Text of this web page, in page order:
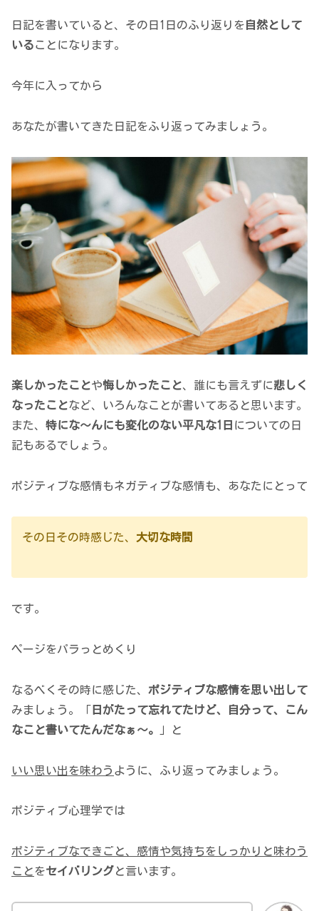
日記を書いていると、その日1日のふり返りを 自然として
いることになります。
今年に入ってから
あなたが書いてきた日記をふり返ってみましょう。
楽しかったことや悔しかったこと、誰にも言えずに悲しく
なったことなど、いろんなことが書いてあると思います。
また、 特にな～んにも変化のない平凡な1日 についての日
記もあるでしょう。
ポジティブな感情もネガティブな感情も、あなたにとって
その日その時感じた、 大切な時間
です。
ページをパラっとめくり
なるべくその時に感じた、 ポジティブな感情を思い出して
みましょう。「
日がたって忘れてたけど、自分って、こん
なこと書いてたんだなぁ～。
」と
いい思い出を味わう ように、ふり返ってみましょう。
ポジティブ心理学では
ポジティブなできごと、感情や気持ちをしっかりと味わう
ことをセイバリングと言います。